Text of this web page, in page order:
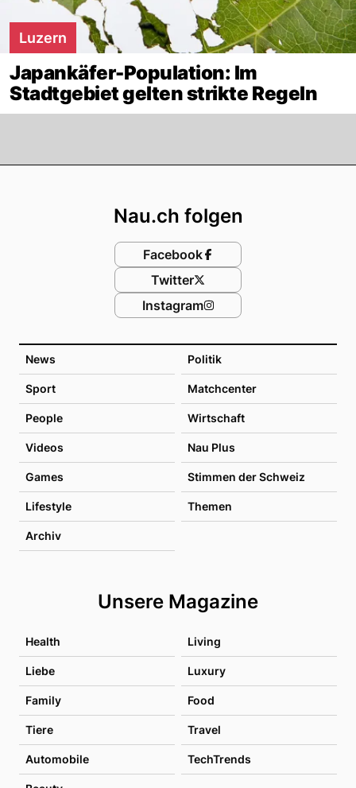
Luzern
Japankäfer-Population: Im
Stadtgebiet gelten strikte Regeln
News Politik
Sport Matchcenter
People Wirtschaft
Videos Nau Plus
Games Stimmen der Schweiz
Lifestyle Themen
Archiv
Unsere Magazine
Health Living
Liebe Luxury
Family Food
Tiere Travel
Automobile TechTrends
Nau.ch folgen
Facebook
Twitter
Instagram